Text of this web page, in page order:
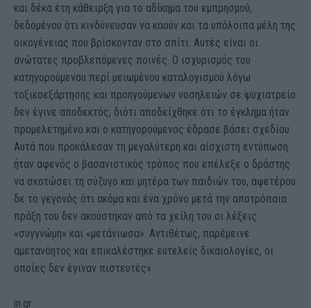
και δέκα έτη κάθειρξη για το αδίκημα του εμπρησμού,
δεδομένου ότι κινδύνευσαν να καούν και τα υπόλοιπα μέλη της
οικογένειας που βρίσκονταν στο σπίτι. Αυτές είναι οι
ανώτατες προβλεπόμενες ποινές. Ο ισχυρισμός του
κατηγορούμενου περί μειωμένου καταλογισμού λόγω
τοξικοεξάρτησης και προηγούμενων νοσηλειών σε ψυχιατρείο
δεν έγινε αποδεκτός, διότι αποδείχθηκε ότι το έγκλημα ήταν
προμελετημένο και ο κατηγορούμενος έδρασε βάσει σχεδίου.
Αυτά που προκάλεσαν τη μεγαλύτερη και αίσχιστη εντύπωση
ήταν αφενός ο βασανιστικός τρόπος που επέλεξε ο δράστης
να σκοτώσει τη σύζυγο και μητέρα των παιδιών του, αφετέρου
δε το γεγονός ότι ακόμα και ένα χρόνο μετά την αποτρόπαια
πράξη του δεν ακούστηκαν από τα χείλη του οι λέξεις
«συγγνώμη» και «μετάνιωσα». Αντιθέτως, παρέμεινε
αμετανόητος και επικαλέστηκε ευτελείς δικαιολογίες, οι
οποίες δεν έγιναν πιστευτές».
in.gr